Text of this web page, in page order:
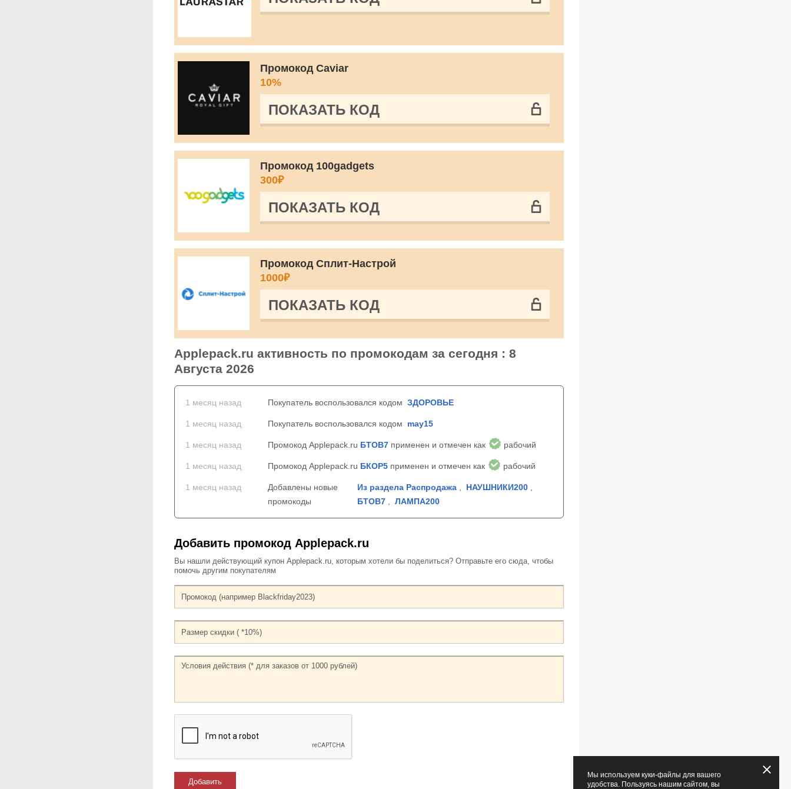
Промокод Caviar
10%
ПОКАЗАТЬ КОД
Промокод 100gadgets
300₽
ПОКАЗАТЬ КОД
Промокод Сплит-Настрой
1000₽
ПОКАЗАТЬ КОД
Applepack.ru активность по промокодам за сегодня : 8
Августа 2026
1 месяц назад Покупатель воспользовался кодом ЗДОРОВЬЕ
1 месяц назад Покупатель воспользовался кодом may15
1 месяц назад Промокод Applepack.ru БТОВ7 применен и отмечен как рабочий
1 месяц назад Промокод Applepack.ru БКОР5 применен и отмечен как рабочий
1 месяц назад
Добавлены новые
промокоды
Из раздела Распродажа НАУШНИКИ200
БТОВ7 ,ЛАМПА200
Добавить промокод Applepack.ru
Вы нашли действующий купон Applepack.ru, которым хотели бы поделиться? Отправьте его сюда, чтобы
помочь другим покупателям
Добавить
Мы используем куки-файлы для вашего
удобства. Пользуясь нашим сайтом, вы